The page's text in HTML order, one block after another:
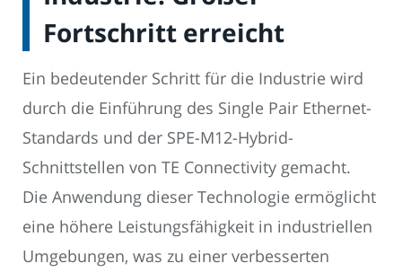
Fortschritt erreicht
Ein bedeutender Schritt für die Industrie wird
durch die Einführung des Single Pair Ethernet-
Standards und der SPE-M12-Hybrid-
Schnittstellen von TE Connectivity gemacht.
Die Anwendung dieser Technologie ermöglicht
eine höhere Leistungsfähigkeit in industriellen
Umgebungen, was zu einer verbesserten